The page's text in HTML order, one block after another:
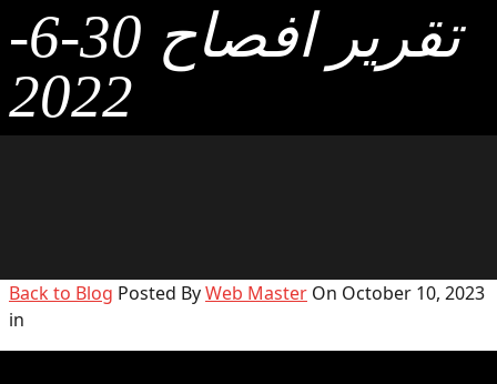
تقرير افصاح 30-6-
2022
Back to Blog Posted ByWeb Master On October 10, 2023
in